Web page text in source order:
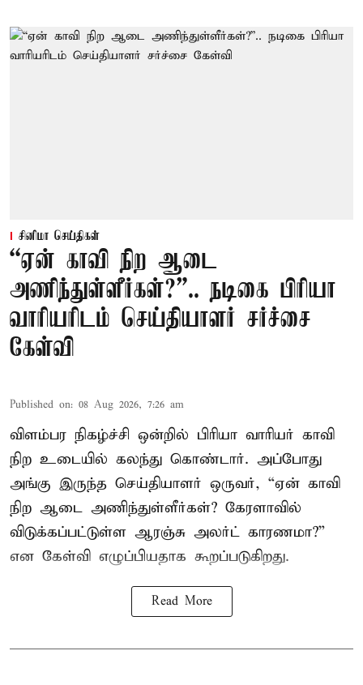
சினிமா செய்திகள்
“ஏன் காவி நிற ஆடை
அணிந்துள்ளீர்கள்?”.. நடிகை பிரியா
வாரியரிடம் செய்தியாளர் சர்ச்சை
கேள்வி
Published on: 08 Aug 2026, 7:26 am
விளம்பர நிகழ்ச்சி ஒன்றில் பிரியா வாரியர் காவி
நிற உடையில் கலந்து கொண்டார். அப்போது
அங்கு இருந்த செய்தியாளர் ஒருவர், “ஏன் காவி
நிற ஆடை அணிந்துள்ளீர்கள்? கேரளாவில்
விடுக்கப்பட்டுள்ள ஆரஞ்சு அலர்ட் காரணமா?”
என கேள்வி எழுப்பியதாக கூறப்படுகிறது.
Read More